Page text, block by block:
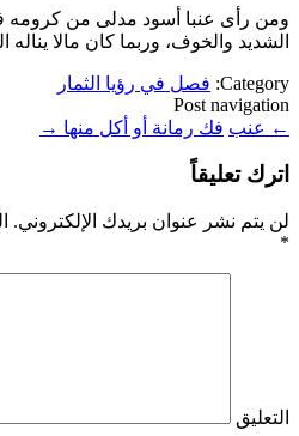
ومن رأى عنبا أسود مدلى من كرومه
الشديد والخوف، وربما كان مالا يناله
Category: فصل في رؤيا الثمار
Post navigation
← عنب فك رمانة أو أكل منها →
اترك تعليقاً
لن يتم نشر عنوان بريدك الإلكتروني.
*
التعليق